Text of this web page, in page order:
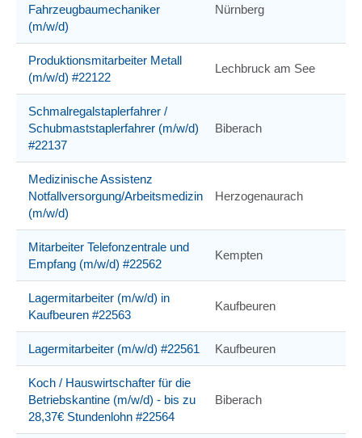
Fahrzeugbaumechaniker
(m/w/d)
Nürnberg
Produktionsmitarbeiter Metall
(m/w/d) #22122
Lechbruck am See
Schmalregalstaplerfahrer /
Schubmaststaplerfahrer (m/w/d)
#22137
Biberach
Medizinische Assistenz
Notfallversorgung/Arbeitsmedizin
(m/w/d)
Herzogenaurach
Mitarbeiter Telefonzentrale und
Empfang (m/w/d) #22562
Kempten
Lagermitarbeiter (m/w/d) in
Kaufbeuren #22563
Kaufbeuren
Lagermitarbeiter (m/w/d) #22561 Kaufbeuren
Koch / Hauswirtschafter für die
Betriebskantine (m/w/d) - bis zu
28,37€ Stundenlohn #22564
Biberach